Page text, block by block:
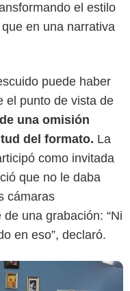
el estilo
en una narrativa
puede haber
el punto de vista de
una omisión
del formato. La
como invitada
que no le daba
cámaras
una grabación: “Ni
en eso”, declaró.